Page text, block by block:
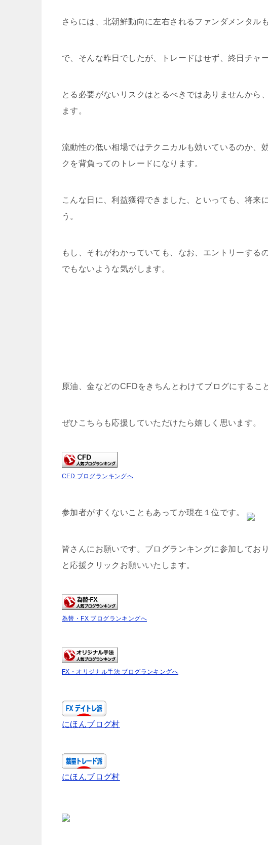
さらには、北朝鮮動向に左右されるファンダメンタル
で、そんな昨日でしたが、トレードはせず、終日チャ
とる必要がないリスクはとるべきではありませんから
ます。
流動性の低い相場ではテクニカルも効いているのか、
クを背負ってのトレードになります。
こんな日に、利益獲得できました、といっても、将来
う。
もし、それがわかっていても、なお、エントリーする
でもないような気がします。
原油、金などのCFDをきちんとわけてブログにするこ
ぜひこちらも応援していただけたら嬉しく思います。
CFD ブログランキングへ
参加者がすくないこともあってか現在１位です。
皆さんにお願いです。ブログランキングに参加してお
と応援クリックお願いいたします。
為替・FX ブログランキングへ
FX・オリジナル手法 ブログランキングへ
にほんブログ村
にほんブログ村